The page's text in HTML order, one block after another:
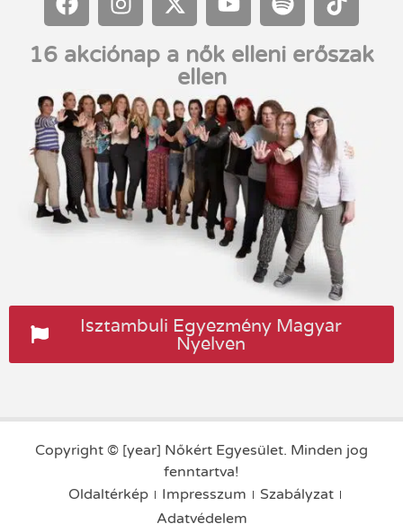
16 akciónap a nők elleni erőszak
ellen
Isztambuli Egyezmény Magyar
Nyelven
Copyright © [year] Nőkért Egyesület. Minden jog
fenntartva!
Oldaltérkép
Impresszum
Szabályzat
Adatvédelem